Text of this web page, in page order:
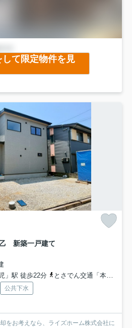
て限定物件を見
乙 新築一戸建て
」駅 徒歩22分
とさでん交通「本江田橋」バス停下車 徒歩8分
公共下水
をお考えなら、ライズホーム株式会社に